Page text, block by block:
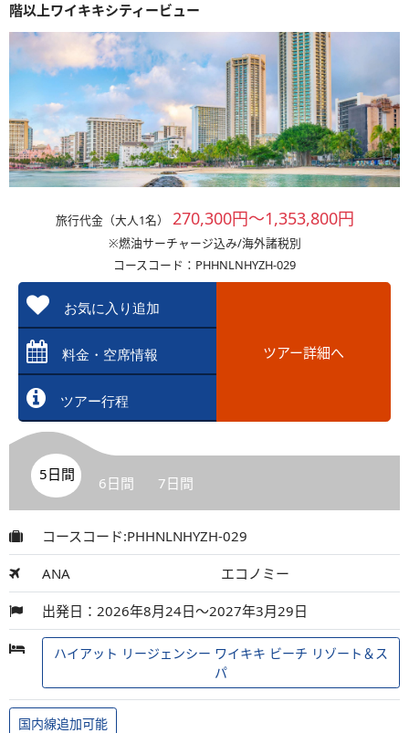
階以上ワイキキシティービュー
旅行代金（大人1名） 270,300円～1,353,800円
※燃油サーチャージ込み/海外諸税別
コースコード：PHHNLNHYZH-029
お気に入り追加
料金・空席情報
ツアー行程
ツアー詳細へ
5日間 6日間 7日間
コースコード:PHHNLNHYZH-029
ANA エコノミー
出発日：2026年8月24日～2027年3月29日
ハイアット リージェンシー ワイキキ ビーチ リゾート＆ス
パ
国内線追加可能